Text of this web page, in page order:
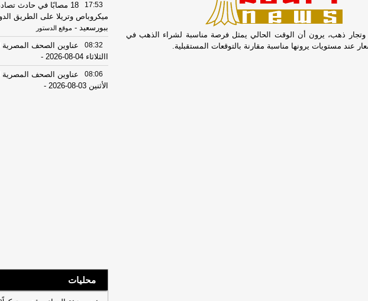
وتجار ذهب، يرون أن الوقت الحالي يمثل فرصة مناسبة لشراء الذهب في
عند مستويات يرونها مناسبة مقارنة بالتوقعات المستقبلية.
17:53
18 مصابًا في حادث
ميكروباص وتريلا على الطريق
ببورسعيد - موقع الدستور
08:32
عناوين الصحف المصرية
االثلاثاء 04-08-2026
-
08:06
عناوين الصحف المصرية
الأثنين 03-08-2026
-
12:46
وفاة والد تامر حسني
صحية مفاجئة-موقع الدستور
محليات